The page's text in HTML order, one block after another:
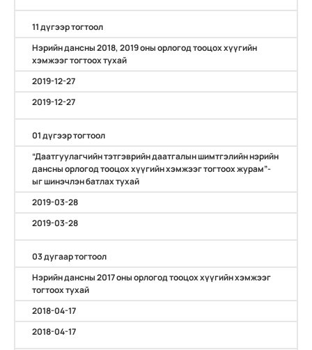
11 дүгээр тогтоол
Нэрийн дансны 2018, 2019 оны орлогод тооцох хүүгийн
хэмжээг тогтоох тухай
2019-12-27
2019-12-27
01 дүгээр тогтоол
“Даатгуулагчийн тэтгэврийн даатгалын шимтгэлийн нэрийн
дансны орлогод тооцох хүүгийн хэмжээг тогтоох журам”-
ыг шинэчлэн батлах тухай
2019-03-28
2019-03-28
03 дугаар тогтоол
Нэрийн дансны 2017 оны орлогод тооцох хүүгийн хэмжээг
тогтоох тухай
2018-04-17
2018-04-17